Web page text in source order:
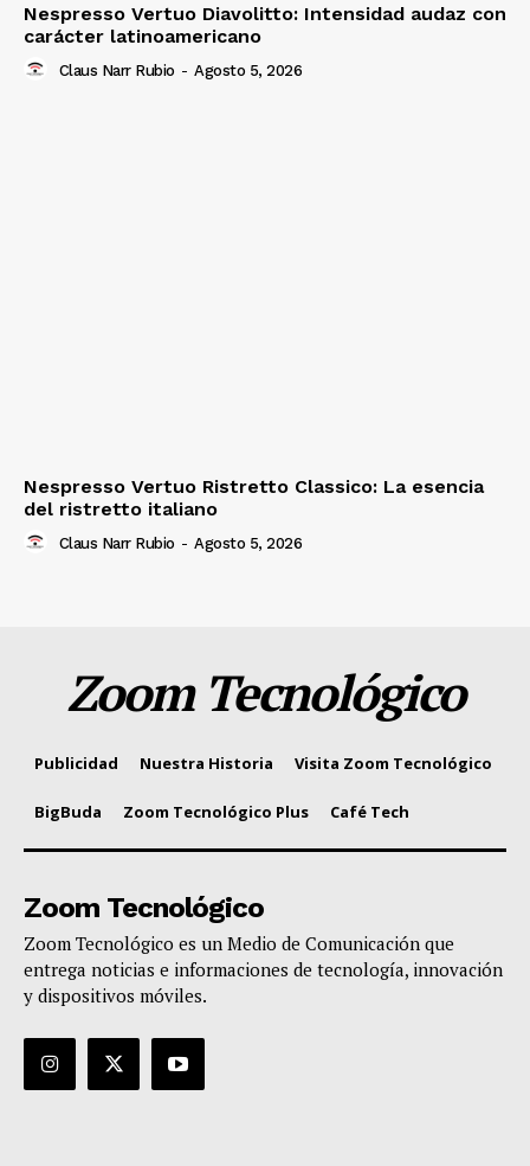
Nespresso Vertuo Diavolitto: Intensidad audaz con
carácter latinoamericano
Claus Narr Rubio - Agosto 5, 2026
Nespresso Vertuo Ristretto Classico: La esencia
del ristretto italiano
Claus Narr Rubio - Agosto 5, 2026
Zoom Tecnológico
Publicidad Nuestra Historia Visita Zoom Tecnológico
BigBuda Zoom Tecnológico Plus Café Tech
Zoom Tecnológico
Zoom Tecnológico es un Medio de Comunicación que
entrega noticias e informaciones de tecnología, innovación
y dispositivos móviles.